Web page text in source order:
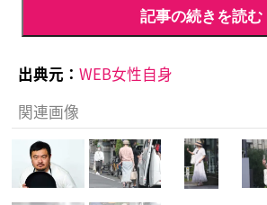
記事の続きを読む
出典元： WEB女性自身
関連画像